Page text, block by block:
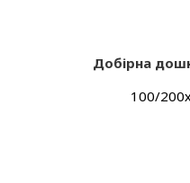
Добірна
100/